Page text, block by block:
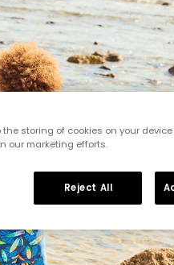
the storing of cookies on your
our marketing efforts.
Reject All